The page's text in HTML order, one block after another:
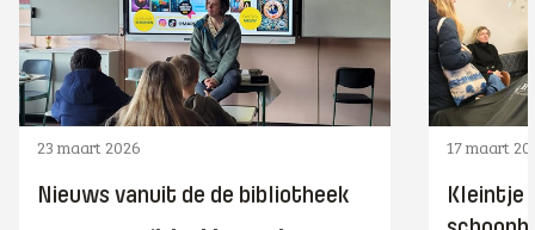
23 maart 2026
Nieuws vanuit de de bibliotheek
17 maart
Kleintje